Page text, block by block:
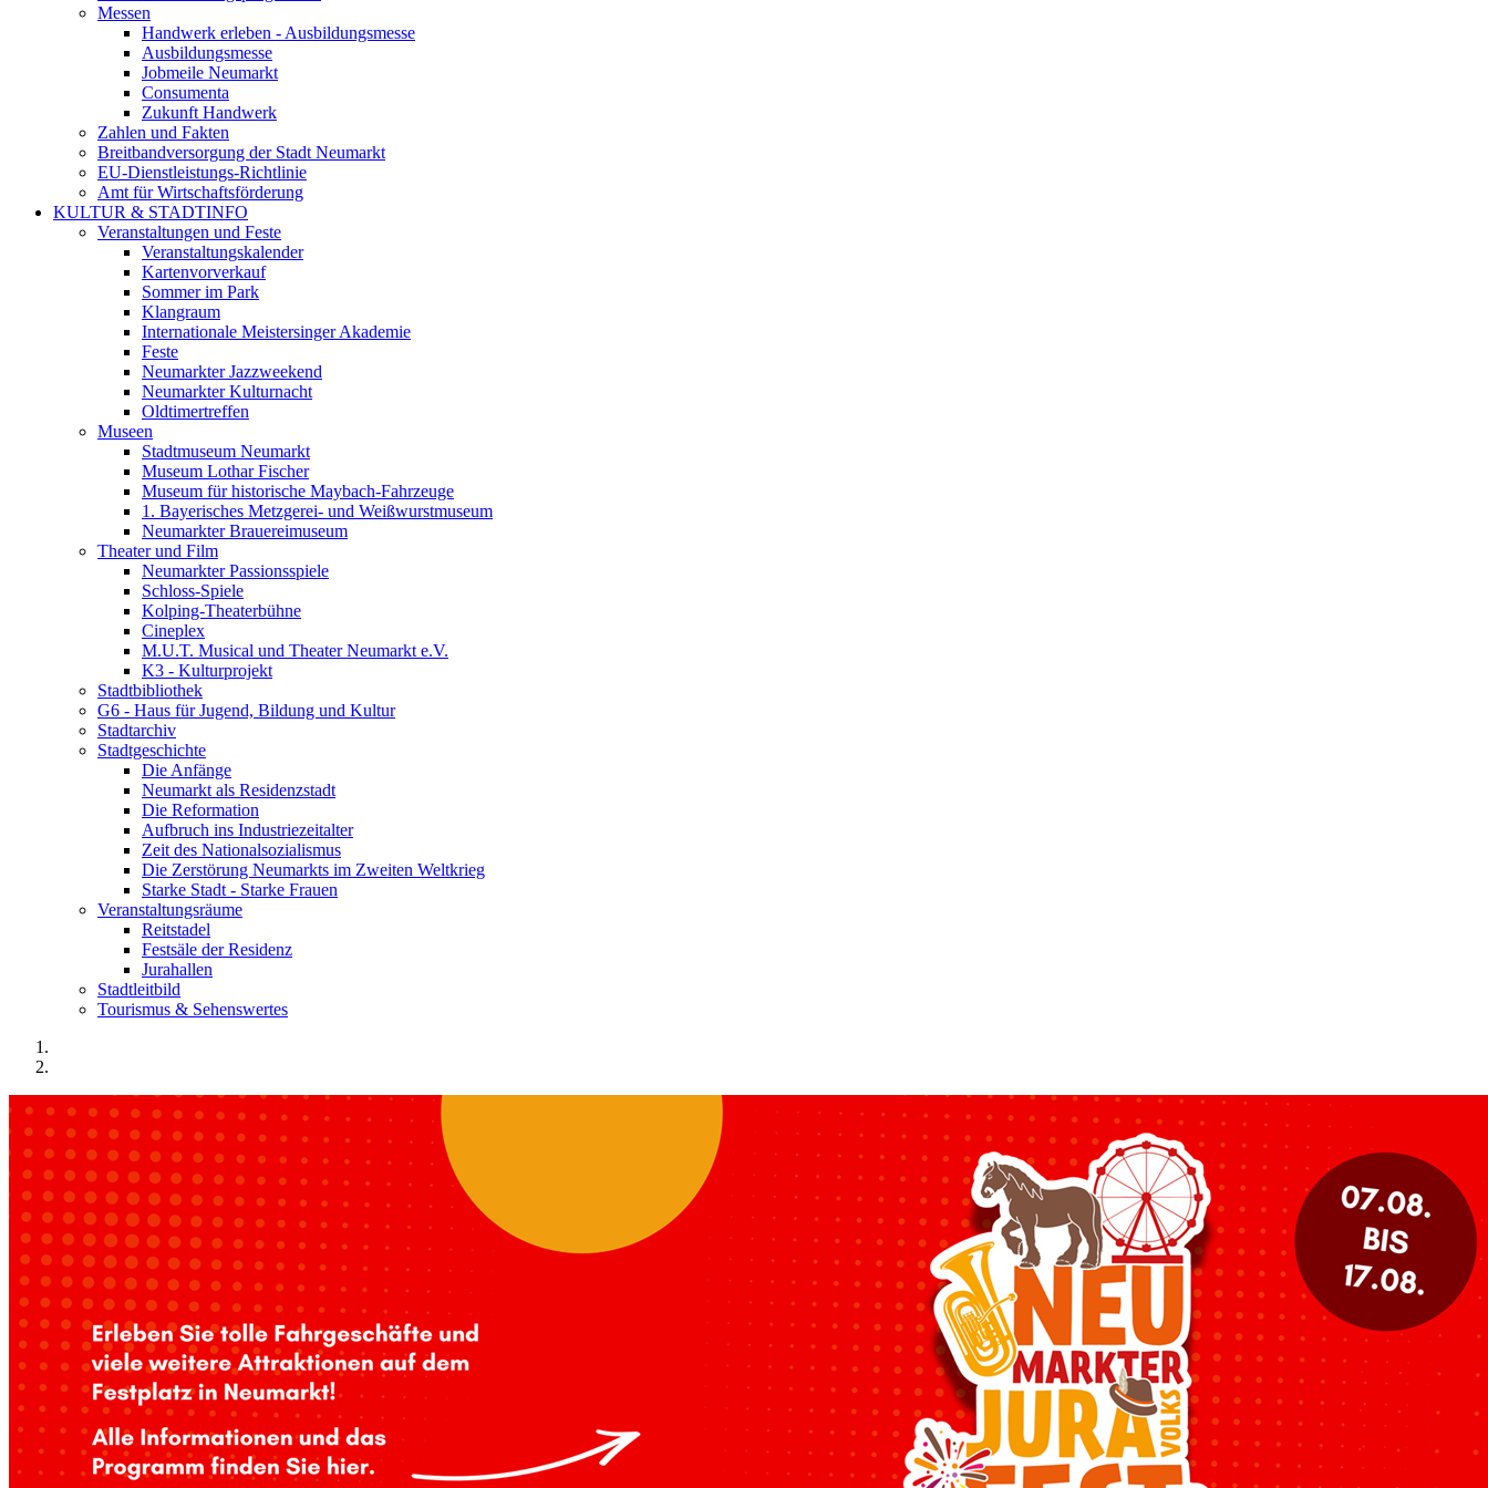
Messen
Handwerk erleben - Ausbildungsmesse
Ausbildungsmesse
Jobmeile Neumarkt
Consumenta
Zukunft Handwerk
Zahlen und Fakten
Breitbandversorgung der Stadt Neumarkt
EU-Dienstleistungs-Richtlinie
Amt für Wirtschaftsförderung
KULTUR & STADTINFO
Veranstaltungen und Feste
Veranstaltungskalender
Kartenvorverkauf
Sommer im Park
Klangraum
Internationale Meistersinger Akademie
Feste
Neumarkter Jazzweekend
Neumarkter Kulturnacht
Oldtimertreffen
Museen
Stadtmuseum Neumarkt
Museum Lothar Fischer
Museum für historische Maybach-Fahrzeuge
1. Bayerisches Metzgerei- und Weißwurstmuseum
Neumarkter Brauereimuseum
Theater und Film
Neumarkter Passionsspiele
Schloss-Spiele
Kolping-Theaterbühne
Cineplex
M.U.T. Musical und Theater Neumarkt e.V.
K3 - Kulturprojekt
Stadtbibliothek
G6 - Haus für Jugend, Bildung und Kultur
Stadtarchiv
Stadtgeschichte
Die Anfänge
Neumarkt als Residenzstadt
Die Reformation
Aufbruch ins Industriezeitalter
Zeit des Nationalsozialismus
Die Zerstörung Neumarkts im Zweiten Weltkrieg
Starke Stadt - Starke Frauen
Veranstaltungsräume
Reitstadel
Festsäle der Residenz
Jurahallen
Stadtleitbild
Tourismus & Sehenswertes